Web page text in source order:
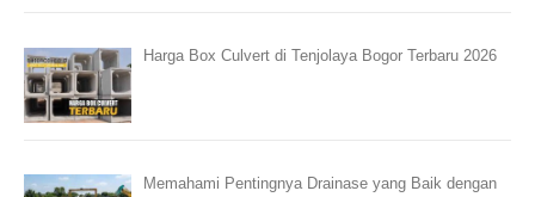
Harga Box Culvert di Tenjolaya Bogor Terbaru 2026
Memahami Pentingnya Drainase yang Baik dengan